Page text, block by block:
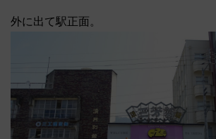
外に出て駅正面。